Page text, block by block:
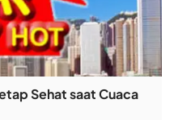
Sehat saat Cuaca